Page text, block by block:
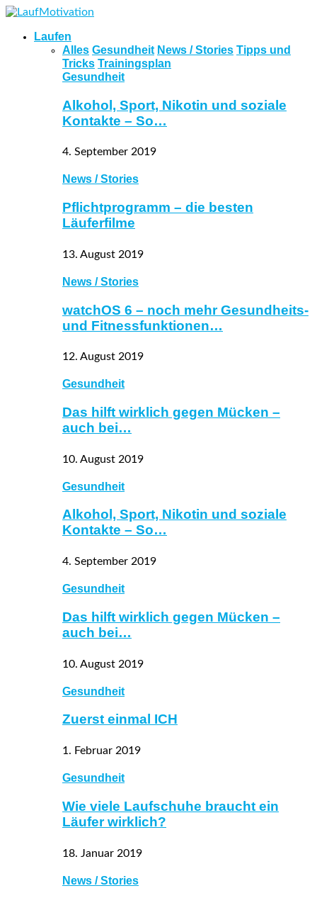
Laufen
Alles Gesundheit News / Stories Tipps und
Tricks Trainingsplan
Gesundheit
Alkohol, Sport, Nikotin und soziale
Kontakte – So…
4. September 2019
News / Stories
Pflichtprogramm – die besten
Läuferfilme
13. August 2019
News / Stories
watchOS 6 – noch mehr Gesundheits-
und Fitnessfunktionen…
12. August 2019
Gesundheit
Das hilft wirklich gegen Mücken –
auch bei…
10. August 2019
Gesundheit
Alkohol, Sport, Nikotin und soziale
Kontakte – So…
4. September 2019
Gesundheit
Das hilft wirklich gegen Mücken –
auch bei…
10. August 2019
Gesundheit
Zuerst einmal ICH
1. Februar 2019
Gesundheit
Wie viele Laufschuhe braucht ein
Läufer wirklich?
18. Januar 2019
News / Stories